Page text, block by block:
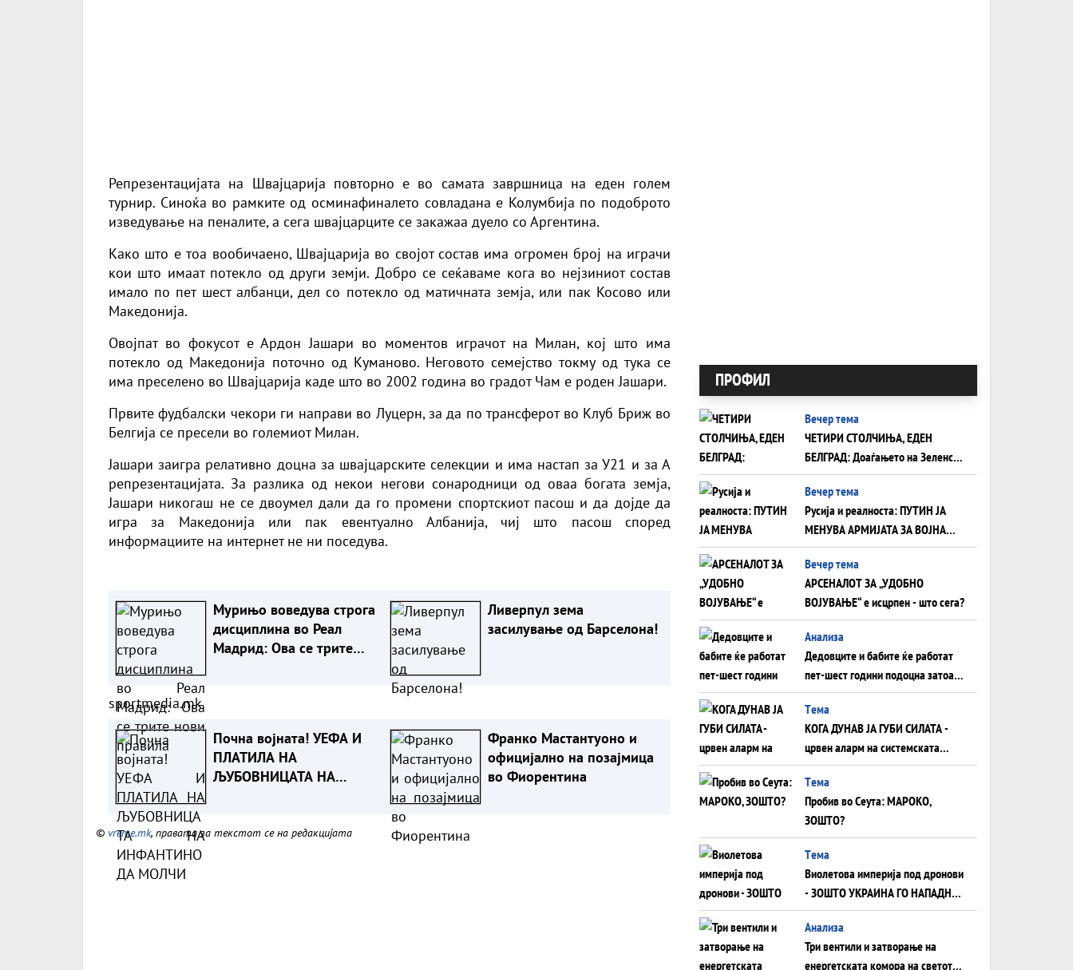
Репрезентацијата на Швајцарија повторно е во самата завршница на еден голем
турнир. Синоќа во рамките од осминафиналето совладана е Колумбија по подоброто
изведување на пеналите, а сега швајцарците се закажаа дуело со Аргентина.
Како што е тоа вообичаено, Швајцарија во својот состав има огромен број на играчи
кои што имаат потекло од други земји. Добро се сеќаваме кога во нејзиниот состав
имало по пет шест албанци, дел со потекло од матичната земја, или пак Косово или
Македонија.
Овојпат во фокусот е Ардон Јашари во моментов играчот на Милан, кој што има
потекло од Македонија поточно од Куманово. Неговото семејство токму од тука се
има преселено во Швајцарија каде што во 2002 година во градот Чам е роден Јашари.
Првите фудбалски чекори ги направи во Луцерн, за да по трансферот во Клуб Бриж во
Белгија се пресели во големиот Милан.
Јашари заигра релативно доцна за швајцарските селекции и има настап за У21 и за А
репрезентацијата. За разлика од некои негови сонародници од оваа богата земја,
Јашари никогаш не се двоумел дали да го промени спортскиот пасош и да дојде да
игра за Македонија или пак евентуално Албанија, чиј што пасош според
информациите на интернет не ни поседува.
Мурињо воведува строга
дисциплина во Реал
Мадрид: Ова се трите
Ливерпул зема
засилување од Барселона!
sportmedia.mk
Почна војната! УЕФА И
ПЛАТИЛА НА
ЉУБОВНИЦАТА НА
Франко Мастантуоно и
официјално на позајмица
во Фиорентина
© vreme.mk, правата за текстот се на редакцијата
ПРОФИЛ
Вечер тема
ЧЕТИРИ СТОЛЧИЊА, ЕДЕН
БЕЛГРАД: Доаѓањето на Зеленски
ги открива тајните на политиката
на балансирање на Вучиќ
Вечер тема
Русија и реалноста: ПУТИН ЈА
МЕНУВА АРМИЈАТА ЗА ВОЈНА
ШТО ОСТАНУВА БЕЗ ФРОНТ
Вечер тема
АРСЕНАЛОТ ЗА „УДОБНО
ВОЈУВАЊЕ“ е исцрпен - што сега?
Анализа
Дедовците и бабите ќе работат
пет-шест години подоцна затоа
што НЕМААТ ВНУЦИ ДА ГИ
ЗАМЕНАТ
Tема
КОГА ДУНАВ ЈА ГУБИ СИЛАТА -
црвен аларм на системската
плоча од јужна Германија до
Црното Море...
Tема
Пробив во Сеута: МАРОКО,
ЗОШТО?
Tема
Виолетова империја под дронови
- ЗОШТО УКРАИНА ГО НАПАДНА
РУСКИОТ WILDBERRIES
Aнализа
Три вентили и затворање на
енергетската комора на светот: